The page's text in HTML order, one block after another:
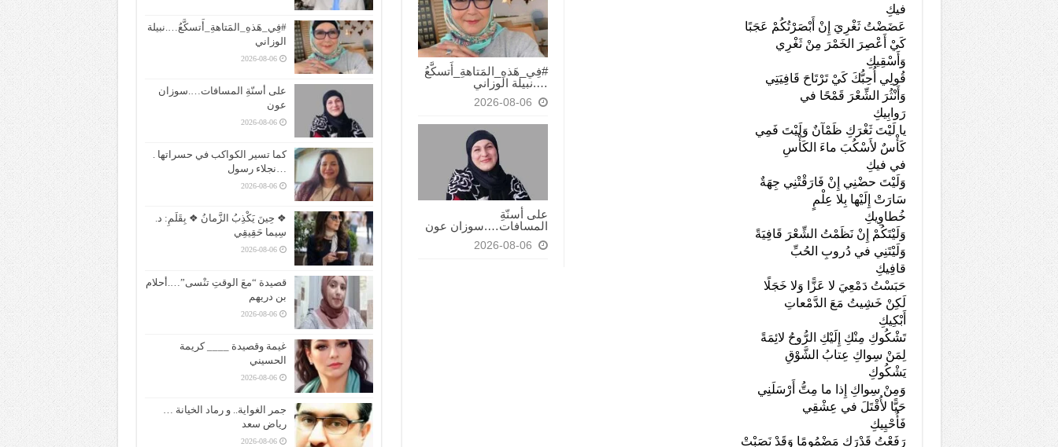
#فِي_هَذهِ_المَتاهةِ_أَتسكَّعُ
….نبيلة الوزاني
2026-08-06
على أسنّةِ
المسافات….سوزان عون
2026-08-06
فيكِ
عَضَضْتُ ثَغْرِيَ إِنْ أَبْصَرْتُكُمْ عَجَبًا
كَيْ أَعْصِرَ الخَمْرَ مِنْ ثَغْرِي
وَأَسْقِيكِ
قُولِي أُحِبُّكَ كَيْ تَرْتَاحَ قَافِيَتِي
وَأَنْثُرَ الشِّعْرَ قَمْحًا في
رَوابِيكِ
يا لَيْتَ ثَغْرَكِ ظَمْآنٌ وَلَيْتَ فَمِي
كَأْسٌ لأَسْكُبَ ماءَ الكَأْسِ
في فيكِ
وَلَيْتَ حضْنِي إِنْ فَارَقْتْنِي جِهَةٌ
سَارَتْ إِلَيْها بِلا عِلْمٍ
خُطاوِيكِ
وَلَيْتَكُمْ إِنْ نَظَمْتُ الشِّعْرَ قَافِيَةً
وَلَيْتَنِي في دُروبِ الحُبِّ
قافِيكِ
حَبَسْتُ دَمْعِيَ لا عَزًّا وَلا خَجَلًا
لَكِنْ خَشِيتُ مَعَ الدَّمْعاتِ
أَبْكِيكِ
تَشْكُوكِ مِنْكِ إِلَيْكِ الرُّوحُ لائِمَةً
لِمَنْ سِواكِ عِتابُ الشَّوْقِ
يَشْكُوكِ
وَمِنْ سِواكِ إِذا ما مِتُّ أَرْسَلَنِي
حَيًّا لأُقْتَلَ في عِشْقِي
فَأُحْيِيكِ
رَفَعْتُ قَدْرَكِ مَضْمُومًا وَقَدْ نَصَبْتْ
#فِي_هَذهِ_المَتاهةِ_أَتسكَّعُ….نبيلة
الوزاني
2026-08-06
على أسنّةِ المسافات….سوزان
عون
2026-08-06
كما تسير الكواكب في حسراتها .
…نجلاء رسول
2026-08-06
❖ حِينَ يَكْذِبُ الزَّمانُ ❖ بِقَلَمِ: د.
سِيما حَقِيقِي
2026-08-06
قصيدة “معَ الوقتِ تنْسى”….أحلام
بن دريهم
2026-08-06
غيمة وقصيدة ____ كريمة
الحسيني
2026-08-06
جمر الغواية.. و رماد الخيانة …
رياض سعد
2026-08-06